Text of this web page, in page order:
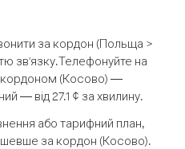
за кордон (Польща >
зв'язку.Телефонуйте на
кордоном (Косово) —
— від 27.1 ¢ за хвилину.
або тарифний план,
за кордон (Косово).